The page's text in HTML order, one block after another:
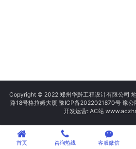
Copyright © 2022 郑州华黔工程设计有限公司
路18号格拉姆大厦 豫ICP备2022021870号 豫公
开发运营: AC站
首页 咨询热线 客服微信